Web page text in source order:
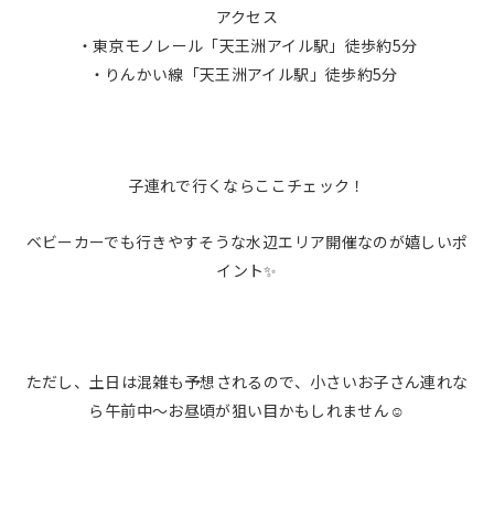
アクセス
・東京モノレール「天王洲アイル駅」徒歩約5分
・りんかい線「天王洲アイル駅」徒歩約5分
子連れで行くならここチェック！
ベビーカーでも行きやすそうな水辺エリア開催なのが嬉しいポ
イント✨
ただし、土日は混雑も予想されるので、小さいお子さん連れな
ら午前中〜お昼頃が狙い目かもしれません☺️